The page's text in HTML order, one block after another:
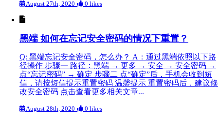
August 27th, 2020 0 likes
黑端 如何在忘记安全密码的情况下重置？
Q: 黑端忘记安全密码，怎么办？ A：通过黑端依照以下路
径操作 步骤一 路径：黑端 → 更多 → 安全 → 安全密码 →
点“忘记密码” → 确定 步骤二 点“确定”后，手机会收到短
信，请按短信提示重置密码 温馨提示 重置密码后，建议修
改安全密码 点击查看更多相关文章...
August 28th, 2020 0 likes